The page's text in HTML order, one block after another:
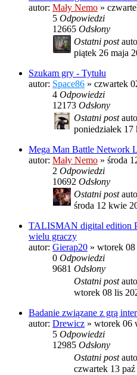
autor: Mały Nemo »
5 Odpowiedzi
12665 Odsłony
Ostatni post
piątek 26 maja
Szukam gry - Tytułu
autor: Space86 » czwartek
4 Odpowiedzi
12173 Odsłony
Ostatni post
poniedziałek
Mega Man Battle Network
autor: Mały Nemo » środa
2 Odpowiedzi
10692 Odsłony
Ostatni post
środa 12 kwie
TALISMAN digital edition
wielu graczy
autor: Gierap20 » wtorek
0 Odpowiedzi
9681 Odsłony
Ostatni post
wtorek 08 lis
Badanie związane z grą
autor: Drewicz » wtorek 06
5 Odpowiedzi
12985 Odsłony
Ostatni post
czwartek 13